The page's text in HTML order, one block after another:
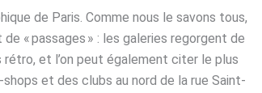
de Paris. Comme nous le savons tous,
« passages » : les galeries regorgent de
et l’on peut également citer le plus
et des clubs au nord de la rue Saint-